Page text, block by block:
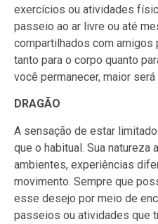
exercícios ou atividades
passeio ao ar livre ou até
compartilhados com
tanto para o corpo quanto
você permanecer, maior
DRAGÃO
A sensação de estar
que o habitual. Sua natureza
ambientes, experiências
movimento. Sempre que
esse desejo por meio de
passeios ou atividades que